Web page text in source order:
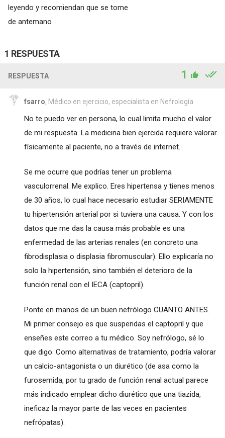
leyendo y recomiendan que se tome
de antemano
1 RESPUESTA
RESPUESTA 1
fsarro, Médico en ejercicio, especialista en Nefrología
No te puedo ver en persona, lo cual limita mucho el valor
de mi respuesta. La medicina bien ejercida requiere valorar
físicamente al paciente, no a través de internet.
Se me ocurre que podrías tener un problema
vasculorrenal. Me explico. Eres hipertensa y tienes menos
de 30 años, lo cual hace necesario estudiar SERIAMENTE
tu hipertensión arterial por si tuviera una causa. Y con los
datos que me das la causa más probable es una
enfermedad de las arterias renales (en concreto una
fibrodisplasia o displasia fibromuscular). Ello explicaría no
solo la hipertensión, sino también el deterioro de la
función renal con el IECA (captopril).
Ponte en manos de un buen nefrólogo CUANTO ANTES.
Mi primer consejo es que suspendas el captopril y que
enseñes este correo a tu médico. Soy nefrólogo, sé lo
que digo. Como alternativas de tratamiento, podría valorar
un calcio-antagonista o un diurético (de asa como la
furosemida, por tu grado de función renal actual parece
más indicado emplear dicho diurético que una tiazida,
ineficaz la mayor parte de las veces en pacientes
nefrópatas).